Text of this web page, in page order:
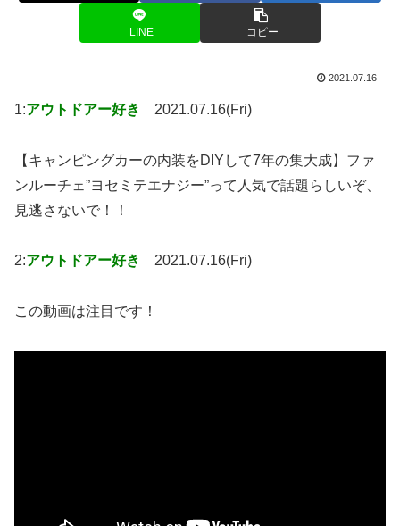
LINE コピー
2021.07.16
1:アウトドアー好き 2021.07.16(Fri)
【キャンピングカーの内装をDIYして7年の集大成】ファ
ンルーチェ”ヨセミテエナジー”って人気で話題らしいぞ、
見逃さないで！！
2:アウトドアー好き 2021.07.16(Fri)
この動画は注目です！